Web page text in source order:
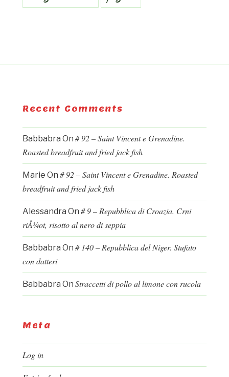
Recent Comments
Babbabra On # 92 – Saint Vincent e Grenadine.
Roasted breadfruit and fried jack fish
Marie On # 92 – Saint Vincent e Grenadine. Roasted
breadfruit and fried jack fish
Alessandra On # 9 – Repubblica di Croazia. Crni
riÅ¾ot, risotto al nero di seppia
Babbabra On # 140 – Repubblica del Niger. Stufato
con datteri
Babbabra On Straccetti di pollo al limone con rucola
Meta
Log in